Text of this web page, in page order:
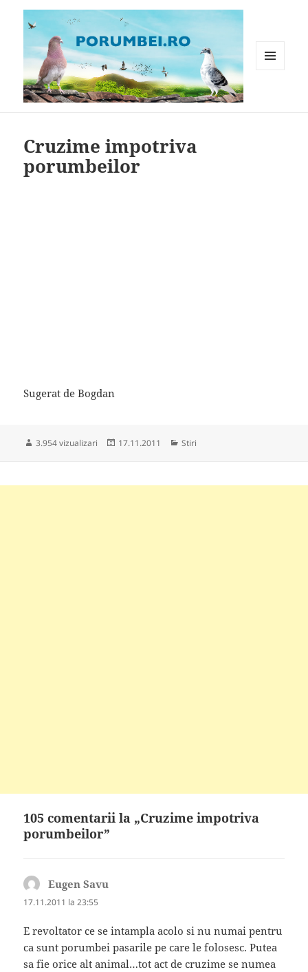
Cruzime impotriva
porumbeilor
Sugerat de Bogdan
3.954 vizualizari
Publicat
17.11.2011 Categorii
Stiri
105 comentarii la „Cruzime impotriva
porumbeilor”
Eugen Savu
17.11.2011 la 23:55
E revoltator ce se intampla acolo si nu numai pentru
ca sunt porumbei pasarile pe care le folosesc. Putea
sa fie orice alt animal…tot act de cruzime se numea